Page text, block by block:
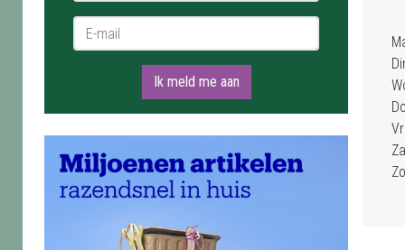
E-mail *
Ik meld me aan